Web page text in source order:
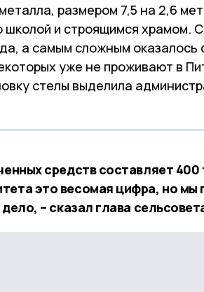
размером 7,5 на 2,6
школой и строящимся храмом.
а самым сложным оказалось
уже не проживают в
стелы выделила
средств составляет
это весомая цифра, но мы
– сказал глава